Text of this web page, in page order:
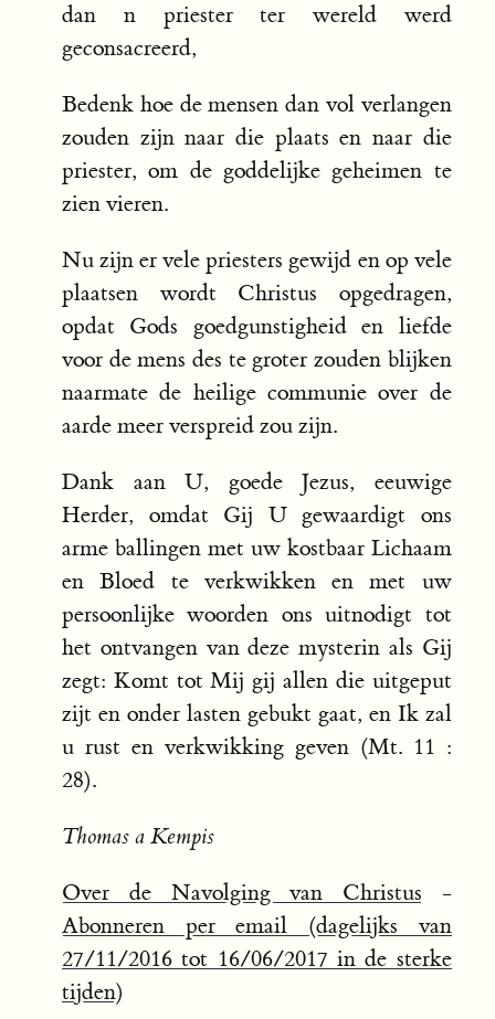
dan n priester ter wereld werd
geconsacreerd,
Bedenk hoe de mensen dan vol verlangen
zouden zijn naar die plaats en naar die
priester, om de goddelijke geheimen te
zien vieren.
Nu zijn er vele priesters gewijd en op vele
plaatsen wordt Christus opgedragen,
opdat Gods goedgunstigheid en liefde
voor de mens des te groter zouden blijken
naarmate de heilige communie over de
aarde meer verspreid zou zijn.
Dank aan U, goede Jezus, eeuwige
Herder, omdat Gij U gewaardigt ons
arme ballingen met uw kostbaar Lichaam
en Bloed te verkwikken en met uw
persoonlijke woorden ons uitnodigt tot
het ontvangen van deze mysterin als Gij
zegt: Komt tot Mij gij allen die uitgeput
zijt en onder lasten gebukt gaat, en Ik zal
u rust en verkwikking geven (Mt. 11 :
28).
Thomas a Kempis
Over de Navolging van Christus -
Abonneren per email (dagelijks van
27/11/2016 tot 16/06/2017 in de sterke
tijden)